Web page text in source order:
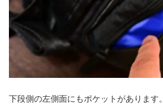
下段側の左側面にもポケットがあります。